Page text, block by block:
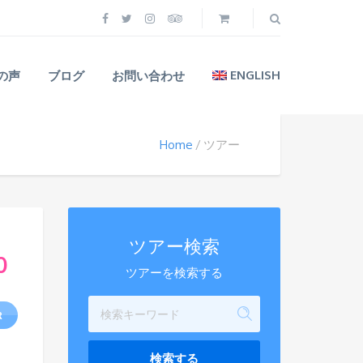
声 ブログ お問い合わせ ENGLISH
Home ツアー
ツアー検索
ツアーを検索する
検索する